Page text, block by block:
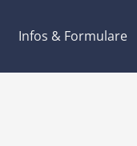
Infos & Formulare